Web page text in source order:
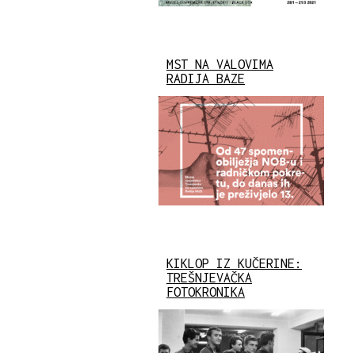
MST NA VALOVIMA
RADIJA BAZE
KIKLOP IZ KUČERINE:
TREŠNJEVAČKA
FOTOKRONIKA